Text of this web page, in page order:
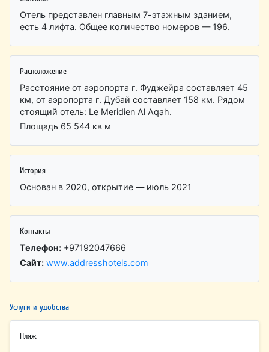
Отель представлен главным 7-этажным зданием,
есть 4 лифта. Общее количество номеров — 196.
Расположение
Расстояние от аэропорта г. Фуджейра составляет 45
км, от аэропорта г. Дубай составляет 158 км. Рядом
стоящий отель: Le Meridien Al Aqah.
Площадь 65 544 кв м
История
Основан в 2020, открытие — июль 2021
Контакты
Телефон: +97192047666
Сайт: www.addresshotels.com
Услуги и удобства
Пляж